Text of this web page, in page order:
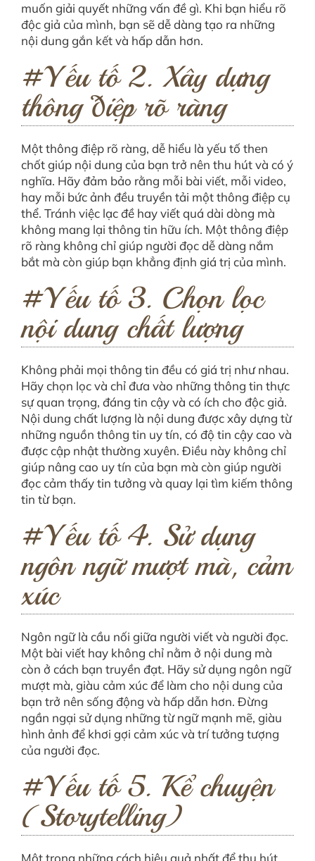
muốn giải quyết những vấn đề gì. Khi bạn hiểu rõ
độc giả của mình, bạn sẽ dễ dàng tạo ra những
nội dung gắn kết và hấp dẫn hơn.
#Yếu tố 2. Xây dựng
thông điệp rõ ràng
Một thông điệp rõ ràng, dễ hiểu là yếu tố then
chốt giúp nội dung của bạn trở nên thu hút và có ý
nghĩa. Hãy đảm bảo rằng mỗi bài viết, mỗi video,
hay mỗi bức ảnh đều truyền tải một thông điệp cụ
thể. Tránh việc lạc đề hay viết quá dài dòng mà
không mang lại thông tin hữu ích. Một thông điệp
rõ ràng không chỉ giúp người đọc dễ dàng nắm
bắt mà còn giúp bạn khẳng định giá trị của mình.
#Yếu tố 3. Chọn lọc
nội dung chất lượng
Không phải mọi thông tin đều có giá trị như nhau.
Hãy chọn lọc và chỉ đưa vào những thông tin thực
sự quan trọng, đáng tin cậy và có ích cho độc giả.
Nội dung chất lượng là nội dung được xây dựng từ
những nguồn thông tin uy tín, có độ tin cậy cao và
được cập nhật thường xuyên. Điều này không chỉ
giúp nâng cao uy tín của bạn mà còn giúp người
đọc cảm thấy tin tưởng và quay lại tìm kiếm thông
tin từ bạn.
#Yếu tố 4. Sử dụng
ngôn ngữ mượt mà, cảm
xúc
Ngôn ngữ là cầu nối giữa người viết và người đọc.
Một bài viết hay không chỉ nằm ở nội dung mà
còn ở cách bạn truyền đạt. Hãy sử dụng ngôn ngữ
mượt mà, giàu cảm xúc để làm cho nội dung của
bạn trở nên sống động và hấp dẫn hơn. Đừng
ngần ngại sử dụng những từ ngữ mạnh mẽ, giàu
hình ảnh để khơi gợi cảm xúc và trí tưởng tượng
của người đọc.
#Yếu tố 5. Kể chuyện
(Storytelling)
Một trong những cách hiệu quả nhất để thu hút